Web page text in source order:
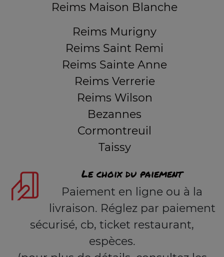
Reims Maison Blanche
Reims Murigny
Reims Saint Remi
Reims Sainte Anne
Reims Verrerie
Reims Wilson
Bezannes
Cormontreuil
Taissy
Le choix du paiement
Paiement en ligne ou à la
livraison. Réglez par paiement
sécurisé, cb, ticket restaurant,
espèces.